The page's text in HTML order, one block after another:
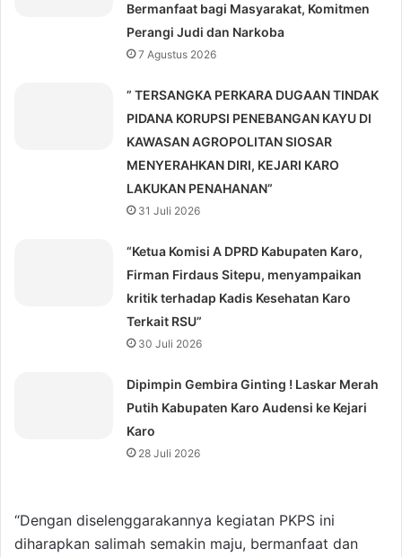
Bermanfaat bagi Masyarakat, Komitmen
Perangi Judi dan Narkoba
7 Agustus 2026
” TERSANGKA PERKARA DUGAAN TINDAK
PIDANA KORUPSI PENEBANGAN KAYU DI
KAWASAN AGROPOLITAN SIOSAR
MENYERAHKAN DIRI, KEJARI KARO
LAKUKAN PENAHANAN”
31 Juli 2026
“Ketua Komisi A DPRD Kabupaten Karo,
Firman Firdaus Sitepu, menyampaikan
kritik terhadap Kadis Kesehatan Karo
Terkait RSU”
30 Juli 2026
Dipimpin Gembira Ginting ! Laskar Merah
Putih Kabupaten Karo Audensi ke Kejari
Karo
28 Juli 2026
“Dengan diselenggarakannya kegiatan PKPS ini
diharapkan salimah semakin maju, bermanfaat dan